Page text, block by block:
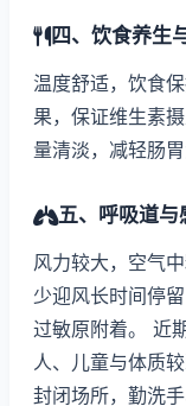
四、饮食养生
温度舒适，饮食
果，保证维生素
量清淡，减轻肠胃
五、呼吸道与
风力较大，空气
少迎风长时间停
过敏原附着。 近
人、儿童与体质
封闭场所，勤洗